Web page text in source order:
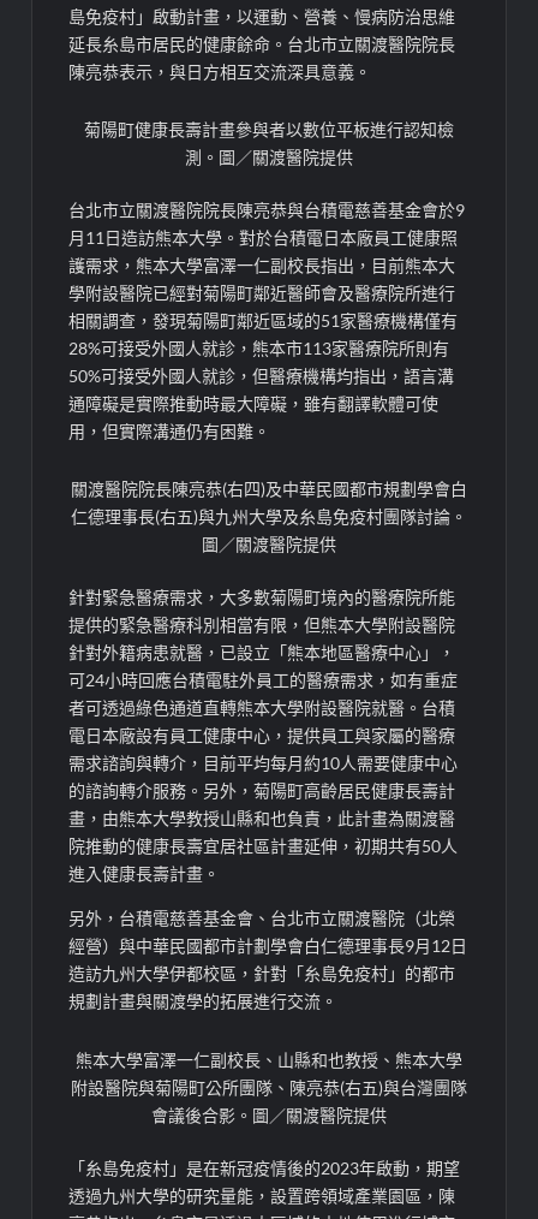
島免疫村」啟動計畫，以運動、營養、慢病防治思維
延長糸島市居民的健康餘命。台北市立關渡醫院院長
陳亮恭表示，與日方相互交流深具意義。
菊陽町健康長壽計畫參與者以數位平板進行認知檢
測。圖／關渡醫院提供
台北市立關渡醫院院長陳亮恭與台積電慈善基金會於9
月11日造訪熊本大學。對於台積電日本廠員工健康照
護需求，熊本大學富澤一仁副校長指出，目前熊本大
學附設醫院已經對菊陽町鄰近醫師會及醫療院所進行
相關調查，發現菊陽町鄰近區域的51家醫療機構僅有
28%可接受外國人就診，熊本市113家醫療院所則有
50%可接受外國人就診，但醫療機構均指出，語言溝
通障礙是實際推動時最大障礙，雖有翻譯軟體可使
用，但實際溝通仍有困難。
關渡醫院院長陳亮恭(右四)及中華民國都市規劃學會白
仁德理事長(右五)與九州大學及糸島免疫村團隊討論。
圖／關渡醫院提供
針對緊急醫療需求，大多數菊陽町境內的醫療院所能
提供的緊急醫療科別相當有限，但熊本大學附設醫院
針對外籍病患就醫，已設立「熊本地區醫療中心」，
可24小時回應台積電駐外員工的醫療需求，如有重症
者可透過綠色通道直轉熊本大學附設醫院就醫。台積
電日本廠設有員工健康中心，提供員工與家屬的醫療
需求諮詢與轉介，目前平均每月約10人需要健康中心
的諮詢轉介服務。另外，菊陽町高齡居民健康長壽計
畫，由熊本大學教授山縣和也負責，此計畫為關渡醫
院推動的健康長壽宜居社區計畫延伸，初期共有50人
進入健康長壽計畫。
另外，台積電慈善基金會、台北市立關渡醫院（北榮
經營）與中華民國都市計劃學會白仁德理事長9月12日
造訪九州大學伊都校區，針對「糸島免疫村」的都市
規劃計畫與關渡學的拓展進行交流。
熊本大學富澤一仁副校長、山縣和也教授、熊本大學
附設醫院與菊陽町公所團隊、陳亮恭(右五)與台灣團隊
會議後合影。圖／關渡醫院提供
「糸島免疫村」是在新冠疫情後的2023年啟動，期望
透過九州大學的研究量能，設置跨領域產業園區，陳